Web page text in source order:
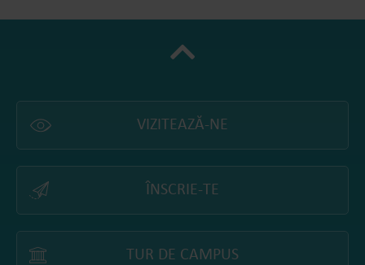
VIZITEAZĂ-NE
ÎNSCRIE-TE
TUR DE CAMPUS